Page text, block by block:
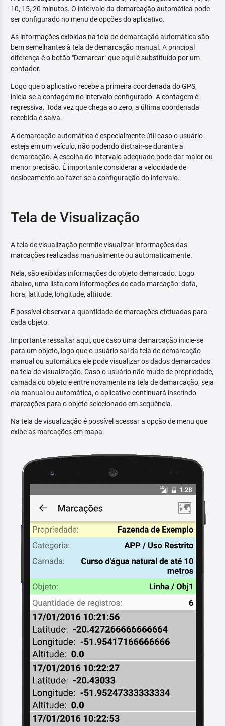
10, 15, 20 minutos. O intervalo da demarcação automática pode
ser configurado no menu de opções do aplicativo.
As informações exibidas na tela de demarcação automática são
bem semelhantes à tela de demarcação manual. A principal
diferença é o botão "Demarcar" que aqui é substituído por um
contador.
Logo que o aplicativo recebe a primeira coordenada do GPS,
inicia-se a contagem no intervalo configurado. A contagem é
regressiva. Toda vez que chega ao zero, a última coordenada
recebida é salva.
A demarcação automática é especialmente útil caso o usuário
esteja em um veículo, não podendo distrair-se durante a
demarcação. A escolha do intervalo adequado pode dar maior ou
menor precisão. É importante considerar a velocidade de
deslocamento ao fazer-se a configuração do intervalo.
Tela de Visualização
A tela de visualização permite visualizar informações das
marcações realizadas manualmente ou automaticamente.
Nela, são exibidas informações do objeto demarcado. Logo
abaixo, uma lista com informações de cada marcação: data,
hora, latitude, longitude, altitude.
É possível observar a quantidade de marcações efetuadas para
cada objeto.
Importante ressaltar aqui, que caso uma demarcação inicie-se
para um objeto, logo que o usuário sai da tela de demarcação
manual ou automática ele pode visualizar os dados demarcados
na tela de visualização. Caso o usuário não mude de propriedade,
camada ou objeto e entre novamente na tela de demarcação, seja
ela manual ou automática, o aplicativo continuará inserindo
marcações para o objeto selecionado em sequência.
Na tela de visualização é possível acessar a opção de menu que
exibe as marcações em mapa.